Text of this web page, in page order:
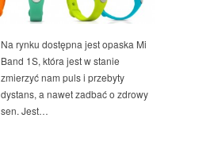
Na rynku dostępna jest opaska Mi
Band 1S, która jest w stanie
zmierzyć nam puls i przebyty
dystans, a nawet zadbać o zdrowy
sen. Jest…